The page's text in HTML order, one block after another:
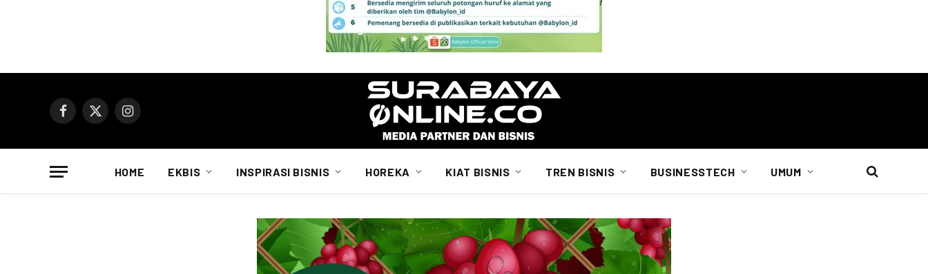
Facebook
X
Instagram
HOME EKBIS INSPIRASI BISNIS HOREKA KIAT BISNIS TREN BISNIS BUSINESSTECH UMUM